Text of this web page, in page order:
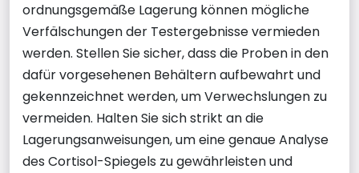
ordnungsgemäße Lagerung können mögliche
Verfälschungen der Testergebnisse vermieden
werden. Stellen Sie sicher, dass die Proben in den
dafür vorgesehenen Behältern aufbewahrt und
gekennzeichnet werden, um Verwechslungen zu
vermeiden. Halten Sie sich strikt an die
Lagerungsanweisungen, um eine genaue Analyse
des Cortisol-Spiegels zu gewährleisten und